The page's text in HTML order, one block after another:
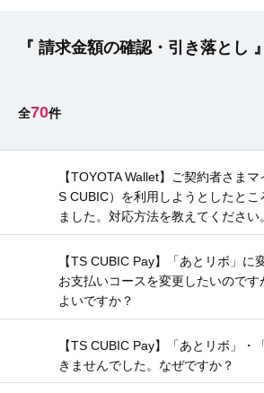
『 請求金額の確認・引き落とし
70
【TOYOTA Wallet】ご契約者さま
S CUBIC）を利用しようとしたとこ
ました。対応方法を教えてください。
【TS CUBIC Pay】「あとリボ」に
お支払いコースを変更したいのです
よいですか？
【TS CUBIC Pay】「あとリボ」・
きませんでした。なぜですか？